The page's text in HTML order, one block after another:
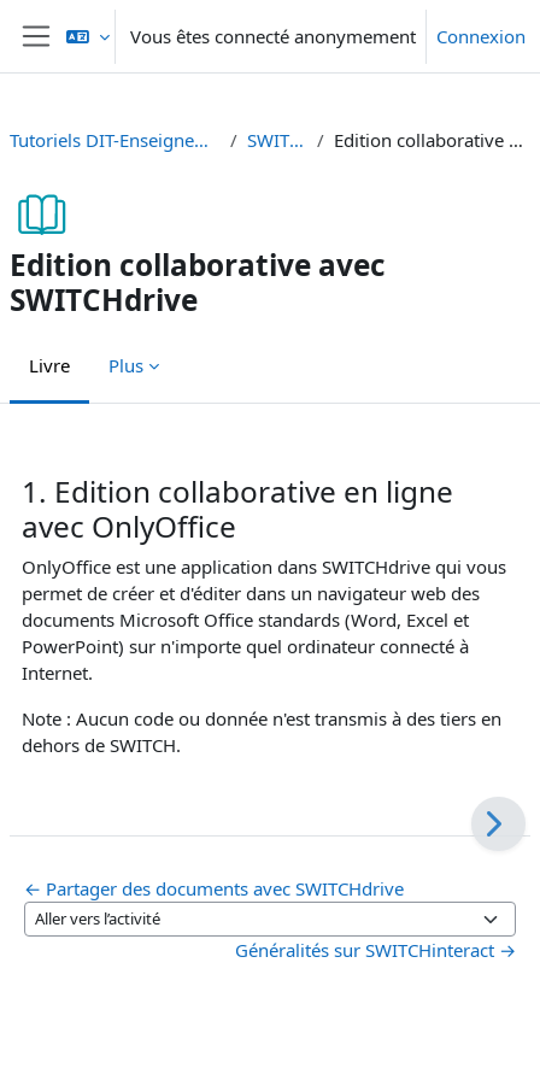
Passer au contenu principal
Panneau latéral
Vous êtes connecté anonymement Connexion
Tutoriels DIT-Enseignement et Recherche SWITCHdrive Edition collaborative avec SWITCHdrive
Edition collaborative avec
SWITCHdrive
Livre Plus
1. Edition collaborative en ligne
avec OnlyOffice
OnlyOffice est une application dans SWITCHdrive qui vous
permet de créer et d'éditer dans un navigateur web des
documents Microsoft Office standards (Word, Excel et
PowerPoint) sur n'importe quel ordinateur connecté à
Internet.
Note : Aucun code ou donnée n'est transmis à des tiers en
dehors de SWITCH.
← Partager des documents avec SWITCHdrive
Aller vers l’activité
Généralités sur SWITCHinteract →